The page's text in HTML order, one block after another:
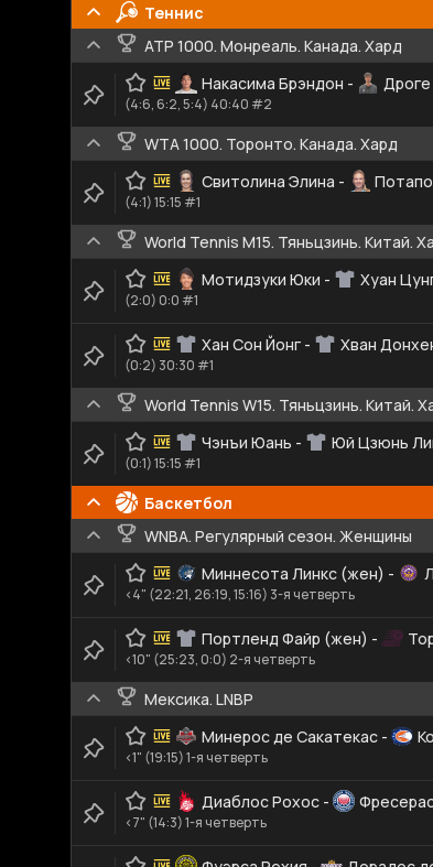
Теннис
ATP 1000. Монреаль. Канада. Хард
Накасима Брэндон -
(4:6, 6:2, 5:4) 40:40 #2
WTA 1000. Торонто. Канада. Хард
Свитолина Элина -
(4:1) 15:15 #1
World Tennis M15. Тяньцзинь. Китай.
Мотидзуки Юки - Хуан
(2:0) 0:0 #1
Хан Сон Йонг - Хван
(0:2) 30:30 #1
World Tennis W15. Тяньцзинь. Китай.
Чэнъи Юань - Юй Цзюнь
(0:1) 15:15 #1
Баскетбол
WNBA. Регулярный сезон. Женщины
Миннесота Линкс (жен) -
<4" (22:21, 26:19, 15:16) 3-я четверть
Портленд Файр (жен) -
<10" (25:23, 0:0) 2-я четверть
Мексика. LNBP
Минерос де Сакатекас -
<1" (19:15) 1-я четверть
Диаблос Рохос -
<7" (14:3) 1-я четверть